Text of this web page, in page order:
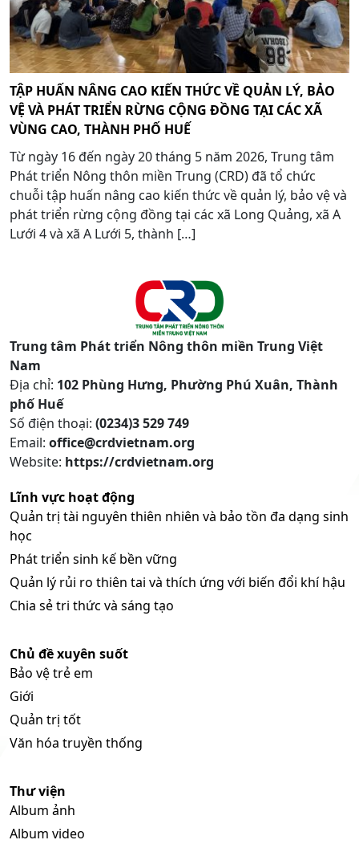
TẬP HUẤN NÂNG CAO KIẾN THỨC VỀ QUẢN LÝ, BẢO
VỆ VÀ PHÁT TRIỂN RỪNG CỘNG ĐỒNG TẠI CÁC XÃ
VÙNG CAO, THÀNH PHỐ HUẾ
Từ ngày 16 đến ngày 20 tháng 5 năm 2026, Trung tâm
Phát triển Nông thôn miền Trung (CRD) đã tổ chức
chuỗi tập huấn nâng cao kiến thức về quản lý, bảo vệ và
phát triển rừng cộng đồng tại các xã Long Quảng, xã A
Lưới 4 và xã A Lưới 5, thành […]
Trung tâm Phát triển Nông thôn miền Trung Việt
Nam
Địa chỉ: 102 Phùng Hưng, Phường Phú Xuân, Thành
phố Huế
Số điện thoại: (0234)3 529 749
Email: office@crdvietnam.org
Website: https://crdvietnam.org
Lĩnh vực hoạt động
Quản trị tài nguyên thiên nhiên và bảo tồn đa dạng sinh
học
Phát triển sinh kế bền vững
Quản lý rủi ro thiên tai và thích ứng với biến đổi khí hậu
Chia sẻ tri thức và sáng tạo
Chủ đề xuyên suốt
Bảo vệ trẻ em
Giới
Quản trị tốt
Văn hóa truyền thống
Thư viện
Album ảnh
Album video